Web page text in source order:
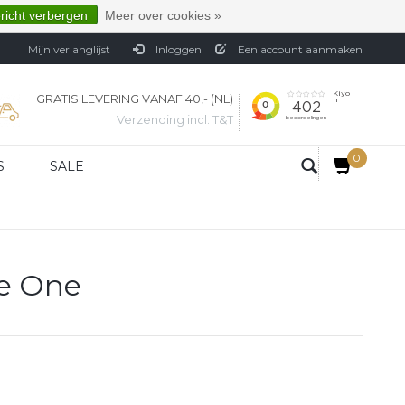
Mijn verlanglijst Inloggen Een account aanmaken
GRATIS LEVERING VANAF 40,- (NL)
Verzending incl. T&T
SALE
0
One
verbergen Meer over cookies »